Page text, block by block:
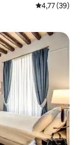
4,77 de uma
4,77 (39)